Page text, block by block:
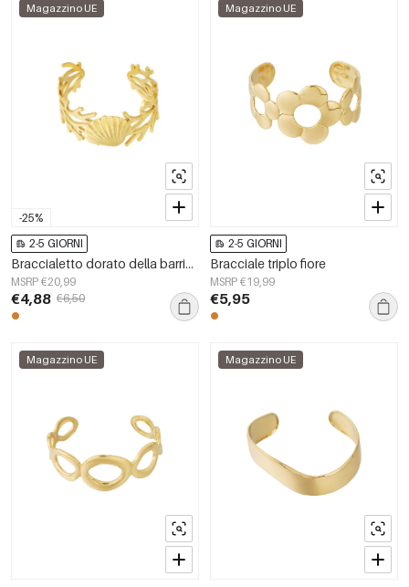
-25%
Magazzino UE
2-5 GIORNI
Braccialetto dorato della barriera corallina
MSRP €20,99
€4,88 €6,50
Magazzino UE
2-5 GIORNI
Bracciale triplo fiore
MSRP €19,99
€5,95
Magazzino UE Magazzino UE